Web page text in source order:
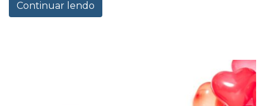
Continuar lendo